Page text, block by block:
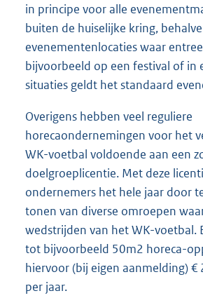
in principe voor alle
buiten de huiselijke kring,
evenementenlocaties waar
bijvoorbeeld op een festival of in
situaties geldt het standaard
Overigens hebben veel reguliere
horecaondernemingen voor het
WK-voetbal voldoende aan een
doelgroeplicentie. Met deze
ondernemers het hele jaar door
tonen van diverse omroepen
wedstrijden van het WK-voetbal.
tot bijvoorbeeld 50m2 horeca-
hiervoor (bij eigen aanmelding) €
per jaar.